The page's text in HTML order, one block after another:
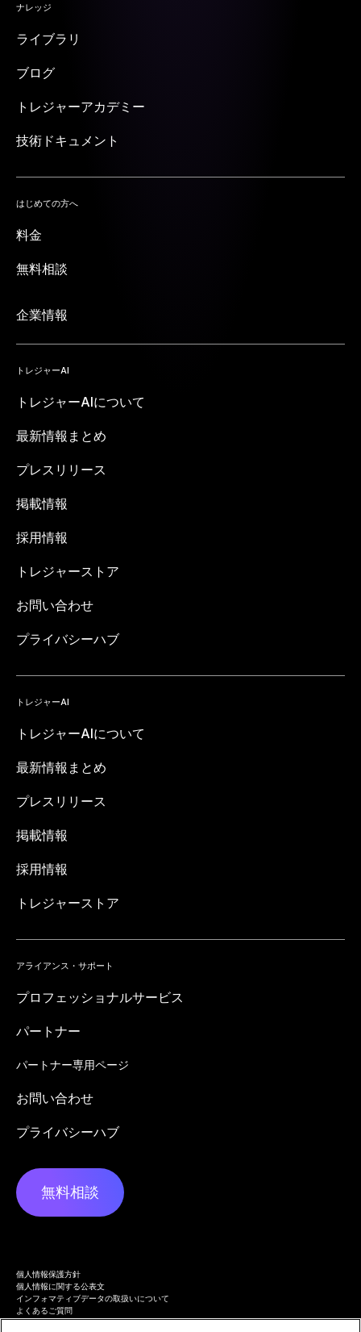
ナレッジ
ライブラリ
ブログ
トレジャーアカデミー
技術ドキュメント
はじめての方へ
料金
無料相談
企業情報
トレジャーAI
トレジャーAIについて
最新情報まとめ
プレスリリース
掲載情報
採用情報
トレジャーストア
お問い合わせ
プライバシーハブ
トレジャーAI
トレジャーAIについて
最新情報まとめ
プレスリリース
掲載情報
採用情報
トレジャーストア
アライアンス・サポート
プロフェッショナルサービス
パートナー
パートナー専用ページ
お問い合わせ
プライバシーハブ
無料相談
個人情報保護方針
個人情報に関する公表文
インフォマティブデータの取扱いについて
よくあるご質問
プライバシーハブ